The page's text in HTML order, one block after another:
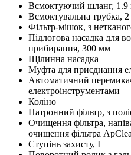
Всмоктуючий шланг, 1.9
Всмоктувальна трубка,
Фільтр-мішок, з
Підлогова насадка для
прибирання, 300 мм
Щілинна насадка
Муфта для приєднання
Автоматичний
електроінструментами
Коліно
Патронний фільтр, з
Очищення фільтра,
очищення фільтра
Ступінь захисту, I